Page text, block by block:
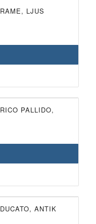
LJUS
PALLIDO,
ANTIK